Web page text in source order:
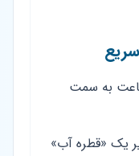
به سمت
یک «قطره آب»